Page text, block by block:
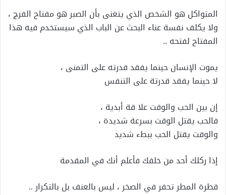
المتواكل هو الشخص الذي يتغنى بأن الصبر هو مفتاح الفرج ،
ولا يكلف نفسة عناء البحث عن الباب الذي سيستخدم فيه هذا
المفتاح لفتحه ..
يموت الإنسان حينما يفقد قدرته على التمنى ،
لا حينما يفقد قدرتة على التنفس
إن بين الحب والوقت علا قة أبدية ،
فالحب يقتل الوقت بسرعة شديدة ،
والوقت يقتل الحب ببطء شديد
إذا ركلك أحد من خلفك فأعلم أنك في المقدمة
قطرة المطر تحفر في الصخر ، ليس بالعنف بل بالتكرار ..